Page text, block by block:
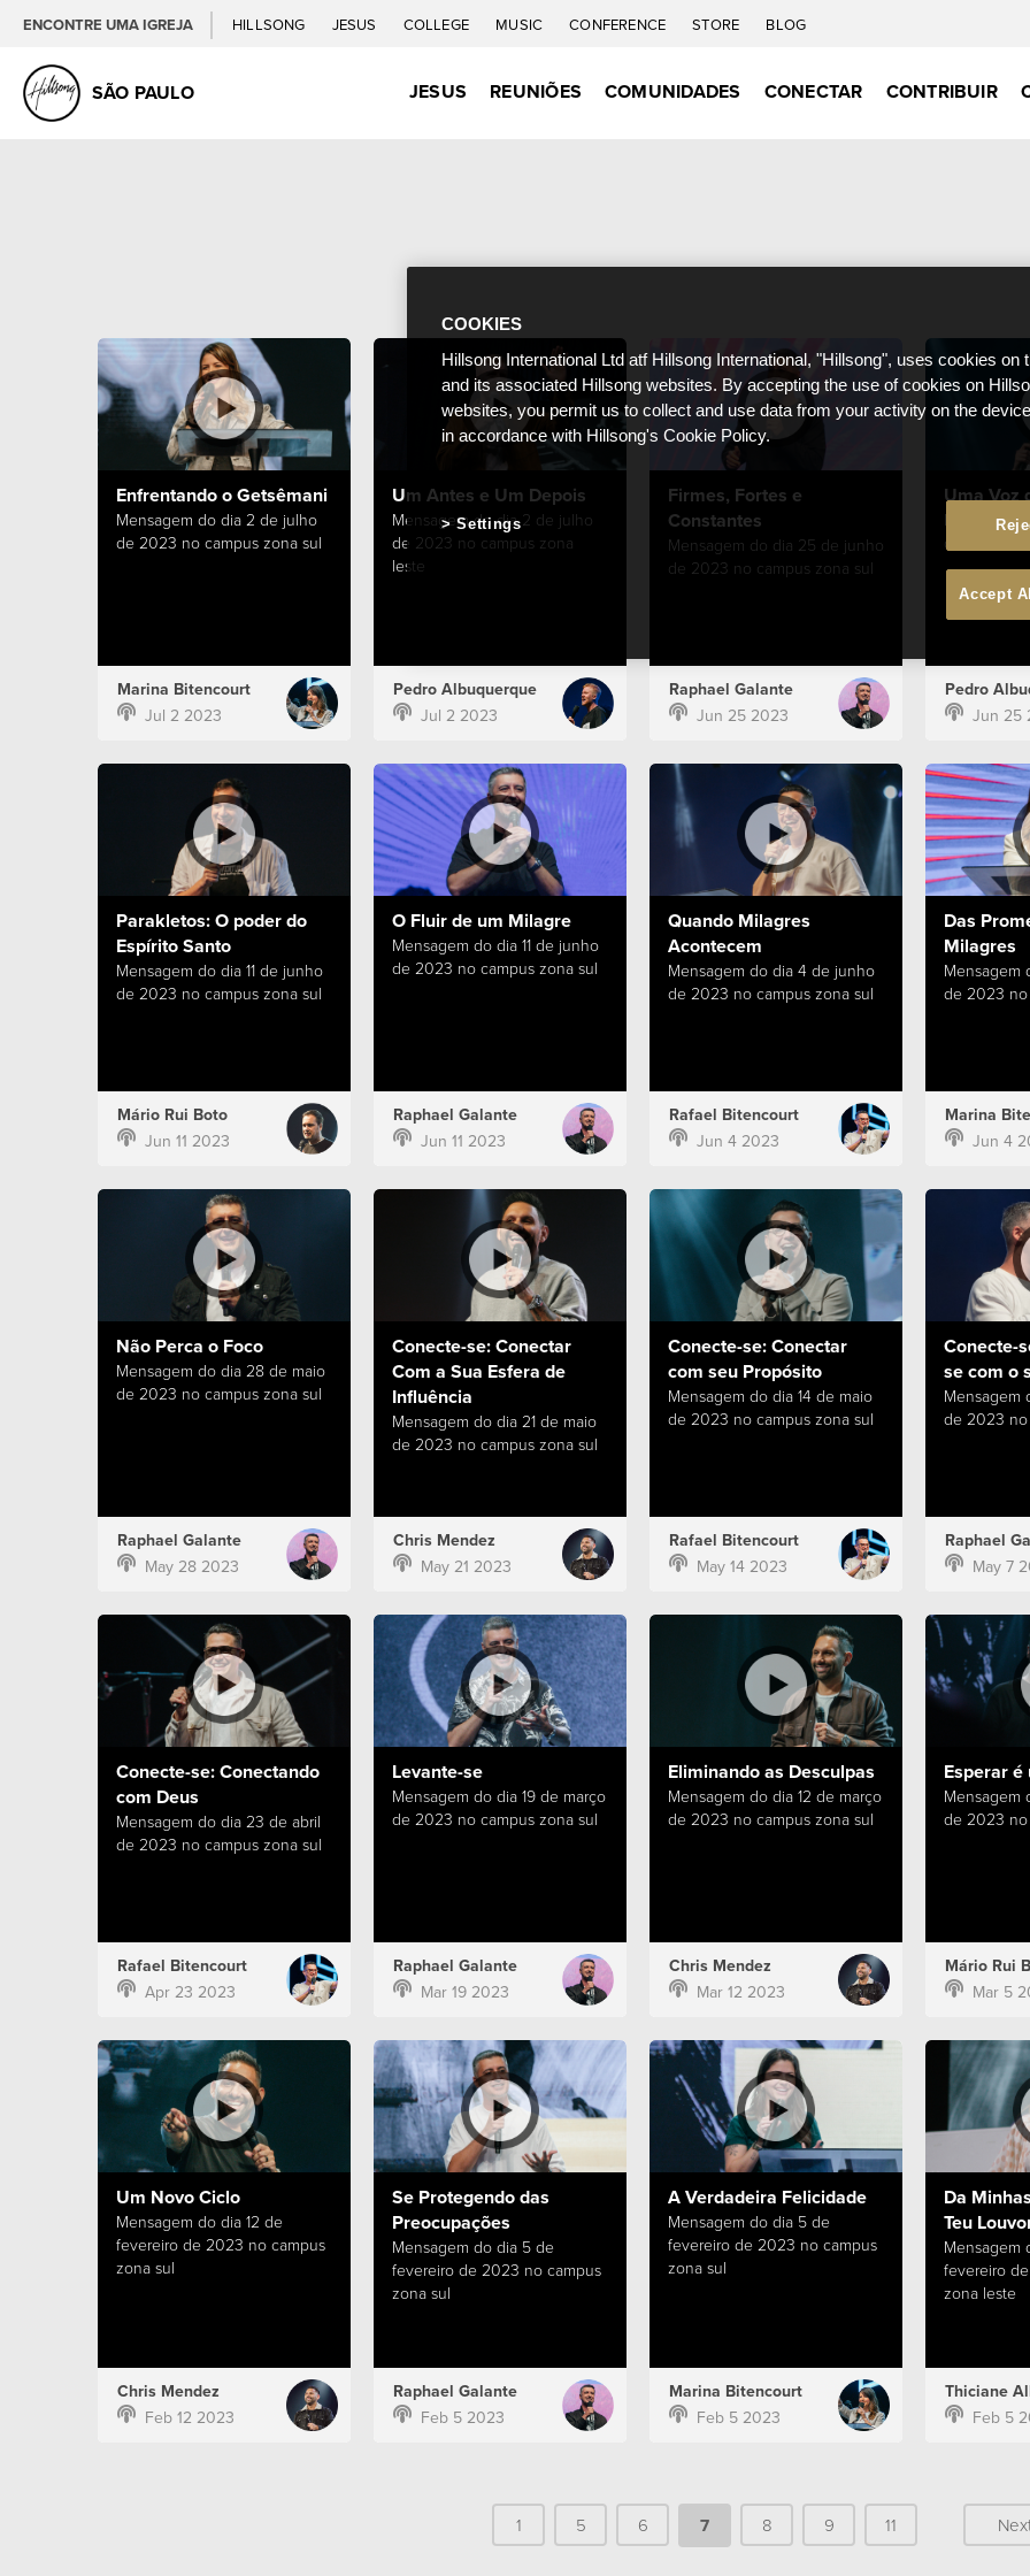
ENCONTRE UMA IGREJA HILLSONG JESUS COLLEGE MUSIC CONFERENCE STORE BLOG
SÃO PAULO JESUS REUNIÕES COMUNIDADES CONECTAR CONTRIBUIR
Enfrentando o Getsêmani
Mensagem do dia 2 de julho
de 2023 no campus zona sul
Marina Bitencourt
Jul 2 2023
Um Antes e Um Depois
Mensagem do dia 2 de julho
de 2023 no campus zona
leste
Pedro Albuquerque
Jul 2 2023
Firmes, Fortes e
Constantes
Mensagem do dia 25 de junho
de 2023 no campus zona sul
Raphael Galante
Jun 25 2023
Uma Voz
Mensagem
de 2023 no
Pedro
Jun 25
Parakletos: O poder do
Espírito Santo
Mensagem do dia 11 de junho
de 2023 no campus zona sul
Mário Rui Boto
Jun 11 2023
O Fluir de um Milagre
Mensagem do dia 11 de junho
de 2023 no campus zona sul
Raphael Galante
Jun 11 2023
Quando Milagres
Acontecem
Mensagem do dia 4 de junho
de 2023 no campus zona sul
Rafael Bitencourt
Jun 4 2023
Das
Milagres
Mensagem
de 2023 no
Marina
Jun 4
Não Perca o Foco
Mensagem do dia 28 de maio
de 2023 no campus zona sul
Raphael Galante
May 28 2023
Conecte-se: Conectar
Com a Sua Esfera de
Influência
Mensagem do dia 21 de maio
de 2023 no campus zona sul
Chris Mendez
May 21 2023
Conecte-se: Conectar
com seu Propósito
Mensagem do dia 14 de maio
de 2023 no campus zona sul
Rafael Bitencourt
May 14 2023
Conecte-
se com o
Mensagem
de 2023 no
Raphael
May 7
Conecte-se: Conectando
com Deus
Mensagem do dia 23 de abril
de 2023 no campus zona sul
Rafael Bitencourt
Apr 23 2023
Levante-se
Mensagem do dia 19 de março
de 2023 no campus zona sul
Raphael Galante
Mar 19 2023
Eliminando as Desculpas
Mensagem do dia 12 de março
de 2023 no campus zona sul
Chris Mendez
Mar 12 2023
Esperar é
Mensagem
de 2023 no
Mário Rui
Mar 5
Um Novo Ciclo
Mensagem do dia 12 de
fevereiro de 2023 no campus
zona sul
Chris Mendez
Feb 12 2023
Se Protegendo das
Preocupações
Mensagem do dia 5 de
fevereiro de 2023 no campus
zona sul
Raphael Galante
Feb 5 2023
A Verdadeira Felicidade
Mensagem do dia 5 de
fevereiro de 2023 no campus
zona sul
Marina Bitencourt
Feb 5 2023
Da
Teu
Mensagem
fevereiro
zona leste
Thiciane
Feb 5
1 5 6 7 8 9 11
COOKIES
Hillsong International Ltd atf Hillsong International, "Hillsong", uses cookies on
and its associated Hillsong websites. By accepting the use of cookies on
websites, you permit us to collect and use data from your activity on the
in accordance with Hillsong's Cookie Policy.
Accept
Settings